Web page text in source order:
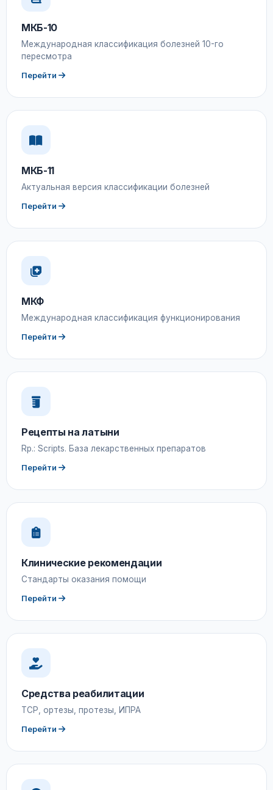
МКБ-10
Международная классификация болезней 10-го
пересмотра
Перейти
МКБ-11
Актуальная версия классификации болезней
Перейти
МКФ
Международная классификация функционирования
Перейти
Рецепты на латыни
Rp.: Scripts. База лекарственных препаратов
Перейти
Клинические рекомендации
Стандарты оказания помощи
Перейти
Средства реабилитации
ТСР, ортезы, протезы, ИПРА
Перейти